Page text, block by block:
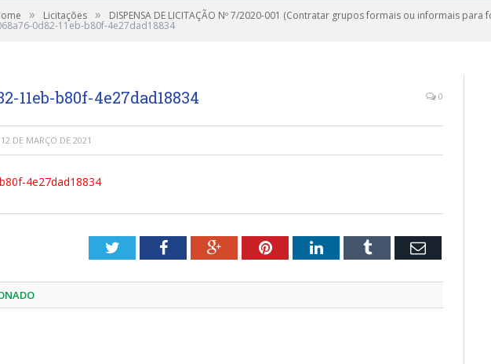
» Licitações » DISPENSA DE LICITAÇÃO Nº 7/2020-001 (Contratar grupos formais ou informais
0d82-11eb-b80f-4e27dad18834
11eb-b80f-4e27dad18834 0
12 DE MARÇO DE 2021
4e27dad18834
TwitterFacebookGoogle+PinterestLinkedInTumblr Email